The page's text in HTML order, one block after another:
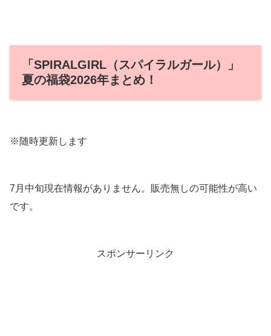
「SPIRALGIRL（スパイラルガール）」
夏の福袋2026年まとめ！
※随時更新します
7月中旬現在情報がありません。販売無しの可能性が高い
です。
スポンサーリンク